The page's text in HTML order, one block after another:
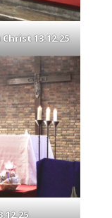
13.12.25